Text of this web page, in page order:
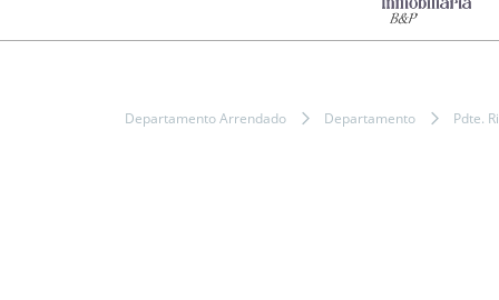
Departamento Arrendado Departamento Pdte.